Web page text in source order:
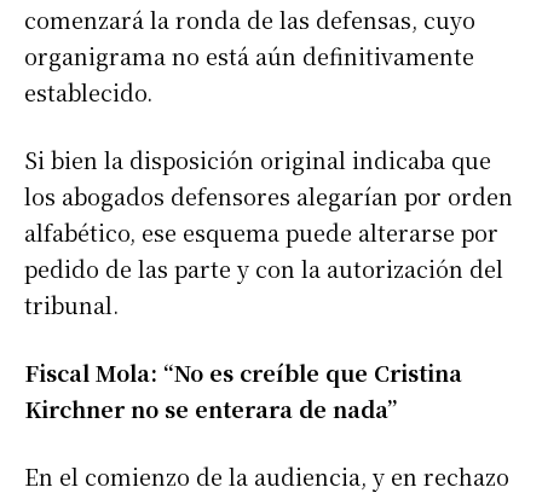
comenzará la ronda de las defensas, cuyo
organigrama no está aún definitivamente
establecido.
Si bien la disposición original indicaba que
los abogados defensores alegarían por orden
alfabético, ese esquema puede alterarse por
pedido de las parte y con la autorización del
tribunal.
Fiscal Mola: “No es creíble que Cristina
Kirchner no se enterara de nada”
En el comienzo de la audiencia, y en rechazo